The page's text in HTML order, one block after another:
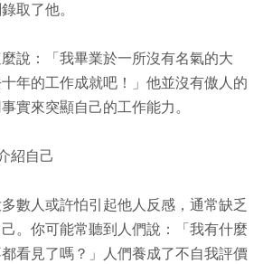
取了他。
說：「我畢業於一所沒有名氣的大
年的工作成就吧！」他並沒有傲人的
實來突顯自己的工作能力。
紹自己
數人或許怕引起他人反感，通常缺乏
。你可能常聽到人們說：「我有什麼
看見了嗎？」人們養成了不自我評價